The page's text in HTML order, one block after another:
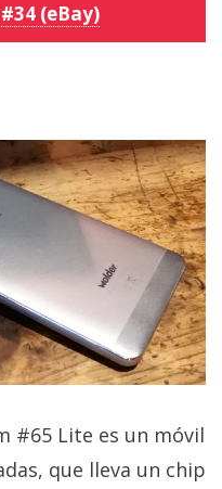
(eBay)
#65 Lite es un móvil
que lleva un chip